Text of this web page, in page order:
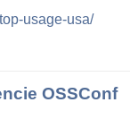
usage-usa/
OSSConf